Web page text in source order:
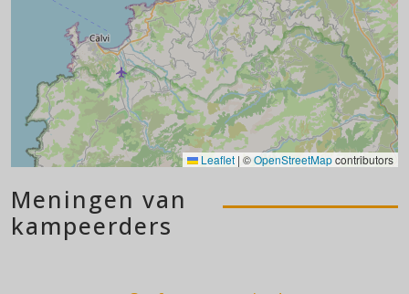
Leaflet | ©OpenStreetMapcontributors
Meningen van
kampeerders